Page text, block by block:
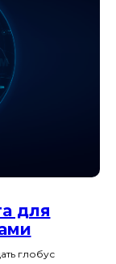
для
глобус